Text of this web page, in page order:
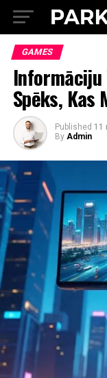
GAMES
Informāciju
Spēks, Kas
Published 11
By Admin